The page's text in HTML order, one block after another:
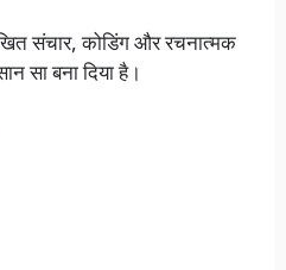
संचार, कोडिंग और रचनात्मक
सा बना दिया है।